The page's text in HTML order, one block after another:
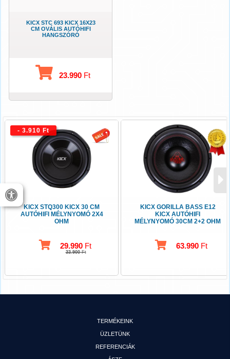
KICX STC 693 KICX 16X23
CM OVÁLIS AUTÓHIFI
HANGSZÓRÓ
23.990 Ft
KICX STQ300 KICX 30 CM
AUTÓHIFI MÉLYNYOMÓ 2X4
OHM
29.990 Ft
33.900Ft
- 3.910 Ft
KICX GORILLA BASS E12
KICX AUTÓHIFI
MÉLYNYOMÓ 30CM 2+2 OHM
63.990 Ft
TERMÉKEINK
ÜZLETÜNK
REFERENCIÁK